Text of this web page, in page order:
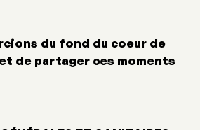
du fond du coeur de
et de partager ces moments